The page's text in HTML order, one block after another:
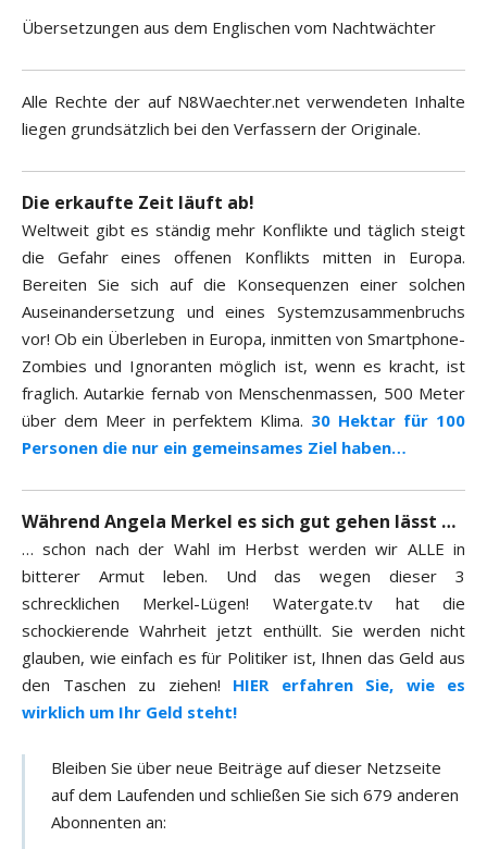
Übersetzungen aus dem Englischen vom Nachtwächter
Alle Rechte der auf N8Waechter.net verwendeten Inhalte
liegen grundsätzlich bei den Verfassern der Originale.
Die erkaufte Zeit läuft ab!
Weltweit gibt es ständig mehr Konflikte und täglich steigt
die Gefahr eines offenen Konflikts mitten in Europa.
Bereiten Sie sich auf die Konsequenzen einer solchen
Auseinandersetzung und eines Systemzusammenbruchs
vor! Ob ein Überleben in Europa, inmitten von Smartphone-
Zombies und Ignoranten möglich ist, wenn es kracht, ist
fraglich. Autarkie fernab von Menschenmassen, 500 Meter
über dem Meer in perfektem Klima. 30 Hektar für 100
Personen die nur ein gemeinsames Ziel haben…
Während Angela Merkel es sich gut gehen lässt …
… schon nach der Wahl im Herbst werden wir ALLE in
bitterer Armut leben. Und das wegen dieser 3
schrecklichen Merkel-Lügen! Watergate.tv hat die
schockierende Wahrheit jetzt enthüllt. Sie werden nicht
glauben, wie einfach es für Politiker ist, Ihnen das Geld aus
den Taschen zu ziehen! HIER erfahren Sie, wie es
wirklich um Ihr Geld steht!
Bleiben Sie über neue Beiträge auf dieser Netzseite
auf dem Laufenden und schließen Sie sich 679 anderen
Abonnenten an: